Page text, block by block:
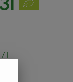
/ l